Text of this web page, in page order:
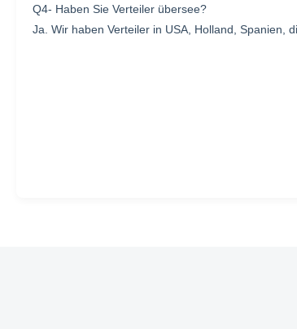
Q4- Haben Sie Verteiler übersee?
Ja. Wir haben Verteiler in USA, Holland, Spanien,